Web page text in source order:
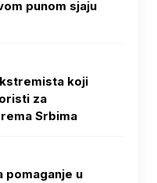
punom sjaju
koji
za
Srbima
pomaganje u